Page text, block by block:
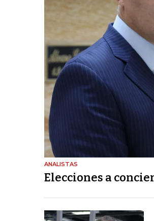
ANALISTAS
Elecciones a